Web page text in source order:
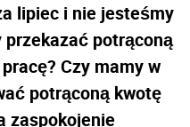
lipiec i nie jesteśmy
potrąconą
Czy mamy w
potrąconą kwotę
zaspokojenie